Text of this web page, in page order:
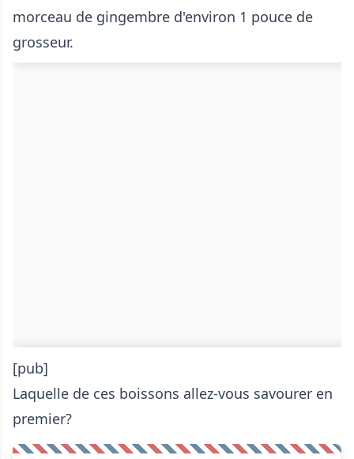
morceau de gingembre d'environ 1 pouce de
grosseur.
[pub]
Laquelle de ces boissons allez-vous savourer en
premier?